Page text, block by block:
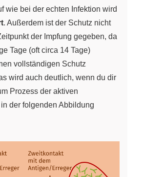
wie bei der echten Infektion wird
. Außerdem ist der Schutz nicht
der Impfung gegeben, da
Tage (oft circa 14 Tage)
vollständigen Schutz
wird auch deutlich, wenn du dir
Prozess der aktiven
in der folgenden Abbildung